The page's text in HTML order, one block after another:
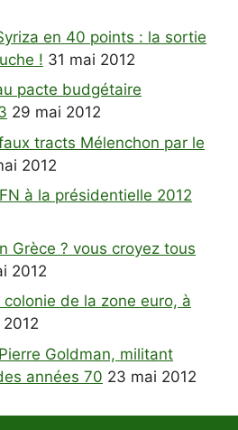
en 40 points : la sortie
! 31 mai 2012
pacte budgétaire
29 mai 2012
tracts Mélenchon par le
2012
à la présidentielle 2012
Grèce ? vous croyez tous
2012
de la zone euro, à
Goldman, militant
années 70 23 mai 2012